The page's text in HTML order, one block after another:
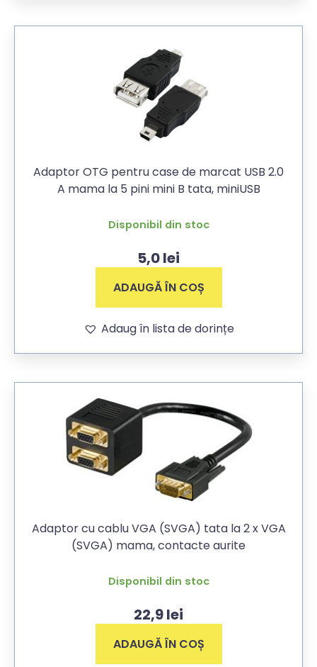
Adaptor OTG pentru case de marcat USB 2.0
A mama la 5 pini mini B tata, miniUSB
Disponibil din stoc
5,0lei
ADAUGĂ ÎN COȘ
Adaug în lista de dorințe
Adaptor cu cablu VGA (SVGA) tata la 2 x VGA
(SVGA) mama, contacte aurite
Disponibil din stoc
22,9lei
ADAUGĂ ÎN COȘ